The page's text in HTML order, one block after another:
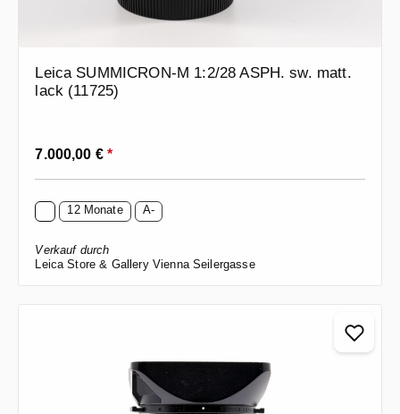
Leica SUMMICRON-M 1:2/28 ASPH. sw. matt.
lack (11725)
Regulärer Preis:
7.000,00 €*
12 Monate A-
Verkauf durch
Leica Store & Gallery Vienna Seilergasse